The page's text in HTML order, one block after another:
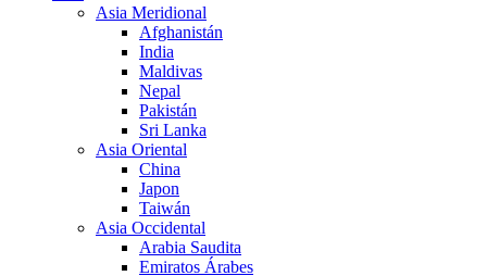
Asia Meridional
Afghanistán
India
Maldivas
Nepal
Pakistán
Sri Lanka
Asia Oriental
China
Japon
Taiwán
Asia Occidental
Arabia Saudita
Emiratos Árabes